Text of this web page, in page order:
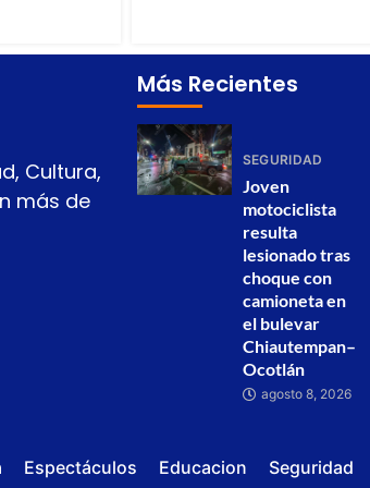
Cultura,
más de
Más Recientes
SEGURIDAD
Joven
motociclista
resulta
lesionado tras
choque con
camioneta en
el bulevar
Chiautempan–
Ocotlán
agosto 8, 2026
Espectáculos Educacion Seguridad